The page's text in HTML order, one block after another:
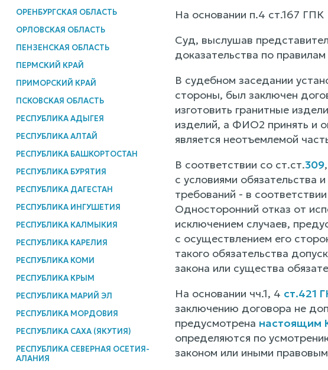
ОРЕНБУРГСКАЯ ОБЛАСТЬ
ОРЛОВСКАЯ ОБЛАСТЬ
ПЕНЗЕНСКАЯ ОБЛАСТЬ
ПЕРМСКИЙ КРАЙ
ПРИМОРСКИЙ КРАЙ
ПСКОВСКАЯ ОБЛАСТЬ
РЕСПУБЛИКА АДЫГЕЯ
РЕСПУБЛИКА АЛТАЙ
РЕСПУБЛИКА БАШКОРТОСТАН
РЕСПУБЛИКА БУРЯТИЯ
РЕСПУБЛИКА ДАГЕСТАН
РЕСПУБЛИКА ИНГУШЕТИЯ
РЕСПУБЛИКА КАЛМЫКИЯ
РЕСПУБЛИКА КАРЕЛИЯ
РЕСПУБЛИКА КОМИ
РЕСПУБЛИКА КРЫМ
РЕСПУБЛИКА МАРИЙ ЭЛ
РЕСПУБЛИКА МОРДОВИЯ
РЕСПУБЛИКА САХА (ЯКУТИЯ)
РЕСПУБЛИКА СЕВЕРНАЯ ОСЕТИЯ-
АЛАНИЯ
На основании п.4 ст.167
Суд, выслушав
доказательства по
В судебном заседании
стороны, был заключен
изготовить гранитные
изделий, а ФИО2 принять и
является неотъемлемой
В соответствии со ст.ст.309,
с условиями обязательства
требований - в
Односторонний отказ от
исключением случаев,
с осуществлением его
такого обязательства
закона или существа
На основании чч.1, 4 ст.421
заключению договора не
предусмотрена настоящим
определяются по
законом или иными